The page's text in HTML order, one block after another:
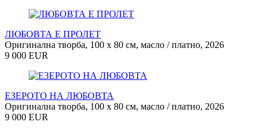
ЛЮБОВТА Е ПРОЛЕТ
Оригинална творба, 100 х 80 см, масло / платно, 2026
9 000 EUR
ЕЗЕРОТО НА ЛЮБОВТА
Оригинална творба, 100 х 80 см, масло / платно, 2026
9 000 EUR